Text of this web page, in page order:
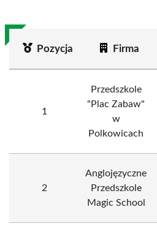
Pozycja Firma
1
Przedszkole
"Plac Zabaw"
w
Polkowicach
2
Anglojęzyczne
Przedszkole
Magic School